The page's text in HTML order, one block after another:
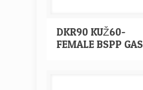
DKR90 KUŽ60-
FEMALE BSPP GAS